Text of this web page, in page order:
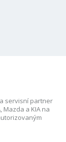
servisní partner
Mazda a KIA na